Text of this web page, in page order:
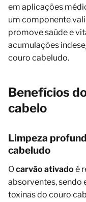
em aplicações
um componente
promove saúde e
acumulações
couro cabeludo.
Benefícios
cabelo
Limpeza
cabeludo
Ocarvão ativado é
absorventes, sendo
toxinas do couro